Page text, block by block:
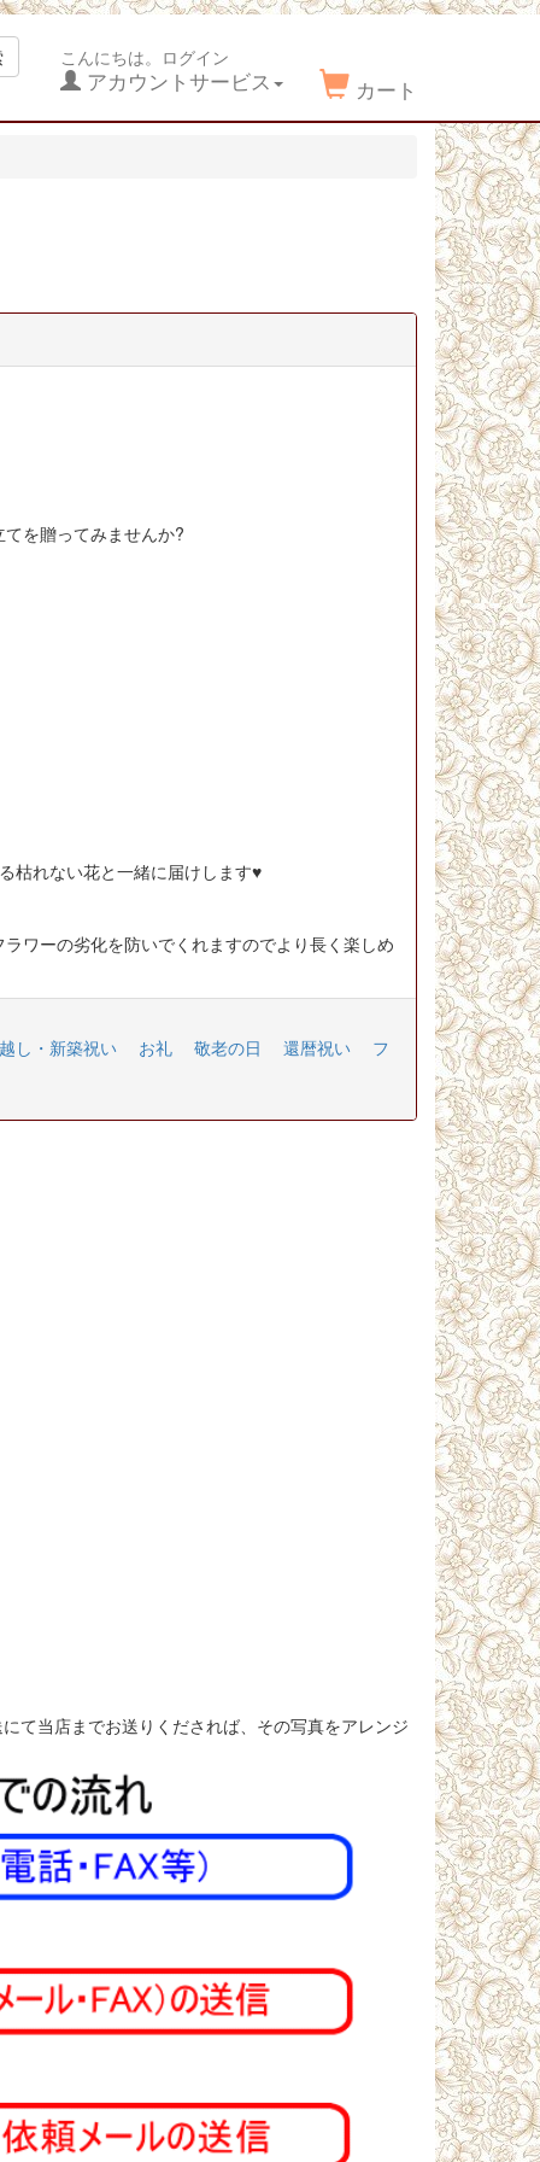
こんにちは。ログイン
アカウントサービス カート
を贈ってみませんか?
枯れない花と一緒に届けします♥
ワーの劣化を防いでくれますのでより長く楽しめ
し・新築祝い お礼 敬老の日 還暦祝い フ
て当店までお送りくだされば、その写真をアレンジ